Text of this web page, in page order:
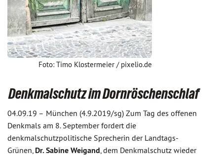
Foto: Timo Klostermeier / pixelio.de
Denkmalschutz im Dornröschenschlaf
04.09.19 – München (4.9.2019/sg) Zum Tag des offenen
Denkmals am 8. September fordert die
denkmalschutzpolitische Sprecherin der Landtags-
Grünen, Dr. Sabine Weigand, dem Denkmalschutz wieder